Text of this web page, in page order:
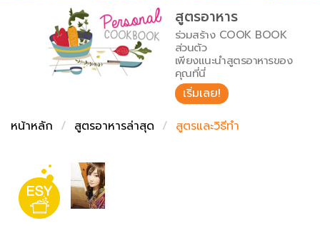
เปรียบเทียบหน่วยการตวง
เปรียบเทียบอุณหภูมิ
เปรียบเทียบน้ำหนักวัตถุดิบ
สร้าง Cookbook
สูตรอาหาร
ร่วมสร้าง COOK BOOK
ส่วนตัว
เพียงแนะนำสูตรอาหารของ
คุณที่นี่
เริ่มเลย!
หน้าหลัก
สูตรอาหารล่าสุด สูตรและวิธีทำ